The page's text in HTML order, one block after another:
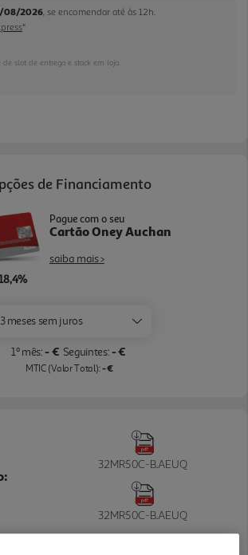
08/2026 , se encomendar até às 12h.
*
slot de entrega e stock em loja.
de Financiamento
Pague com o seu
Cartão Oney Auchan
saiba mais >
3 meses sem juros
1º mês:- € Seguintes:- €
MTIC (Valor Total):- €
32MR50C-B.AEUQ
32MR50C-B.AEUQ